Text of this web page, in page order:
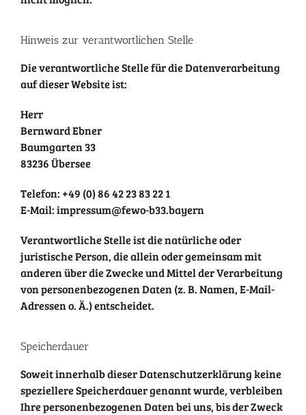
Hinweis zur verantwortlichen Stelle
Die verantwortliche Stelle für die Datenverarbeitung
auf dieser Website ist:
Herr
Bernward Ebner
Baumgarten 33
83236 Übersee
Telefon: +49 (0) 86 42 23 83 22 1
E-Mail: impressum@fewo-b33.bayern
Verantwortliche Stelle ist die natürliche oder
juristische Person, die allein oder gemeinsam mit
anderen über die Zwecke und Mittel der Verarbeitung
von personenbezogenen Daten (z. B. Namen, E-Mail-
Adressen o. Ä.) entscheidet.
Speicherdauer
Soweit innerhalb dieser Datenschutzerklärung keine
speziellere Speicherdauer genannt wurde, verbleiben
Ihre personenbezogenen Daten bei uns, bis der Zweck